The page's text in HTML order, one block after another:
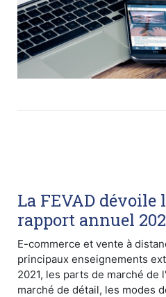
La FEVAD
rapport annuel
E-commerce et vente à
principaux enseignements
2021, les parts de marché de
marché de détail, les modes